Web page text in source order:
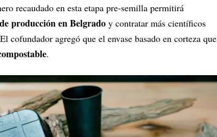
recaudado en esta etapa pre-semilla permitirá
producción en Belgrado y contratar más científicos
cofundador agregó que el envase basado en corteza que
.